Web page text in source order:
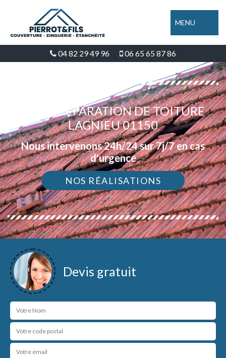
MENU
04 82 29 49 96 06 65 65 87 86
DEVIS RÉPARATION DE TOITURE
LAGNIEU 01150
Nous intervenons 24h/24 sur 7j/7 en cas
d'urgence
NOS RÉALISATIONS
Devis gratuit